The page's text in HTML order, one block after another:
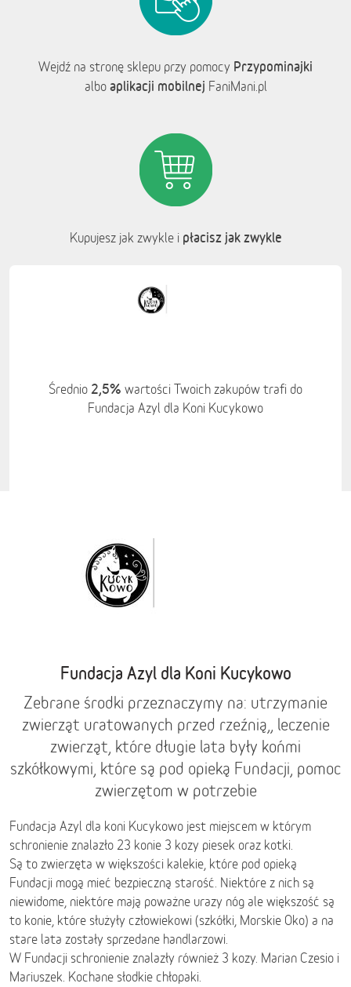
Wejdź na stronę sklepu przy pomocy Przypominajki
albo aplikacji mobilnej FaniMani.pl
Kupujesz jak zwykle i płacisz jak zwykle
Średnio 2,5% wartości Twoich zakupów trafi do
Fundacja Azyl dla Koni Kucykowo
Fundacja Azyl dla Koni Kucykowo
Zebrane środki przeznaczymy na: utrzymanie
zwierząt uratowanych przed rzeźnią,, leczenie
zwierząt, które długie lata były końmi
szkółkowymi, które są pod opieką Fundacji, pomoc
zwierzętom w potrzebie
Fundacja Azyl dla koni Kucykowo jest miejscem w którym
schronienie znalazło 23 konie 3 kozy piesek oraz kotki.
Są to zwierzęta w większości kalekie, które pod opieką
Fundacji mogą mieć bezpieczną starość. Niektóre z nich są
niewidome, niektóre mają poważne urazy nóg ale większość są
to konie, które służyły człowiekowi (szkółki, Morskie Oko) a na
stare lata zostały sprzedane handlarzowi.
W Fundacji schronienie znalazły również 3 kozy. Marian Czesio i
Mariuszek. Kochane słodkie chłopaki.